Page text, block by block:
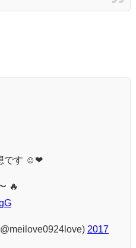
です ☺︎︎❤︎
🔥
2017